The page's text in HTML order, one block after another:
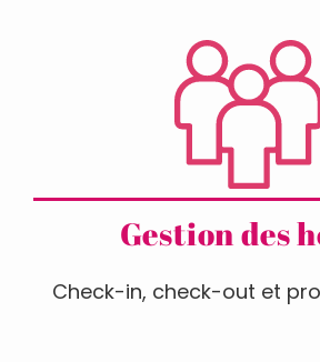
Gestion des
Check-in, check-out et